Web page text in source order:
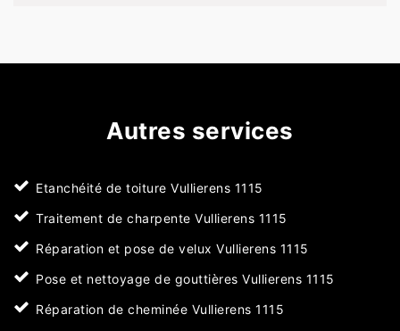
Autres services
Etanchéité de toiture Vullierens 1115
Traitement de charpente Vullierens 1115
Réparation et pose de velux Vullierens 1115
Pose et nettoyage de gouttières Vullierens 1115
Réparation de cheminée Vullierens 1115